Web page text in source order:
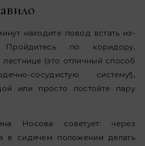
находите повод встать из-
по коридору,
(это отличный способ
сосудистую систему!),
или просто постойте пару
Носова советует: через
в сидячем положении делать